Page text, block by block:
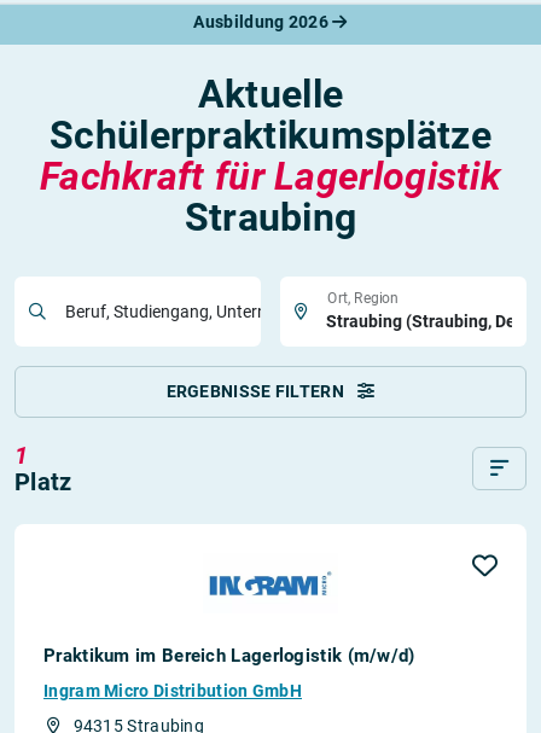
Ausbildung 2026
Aktuelle
Schülerpraktikumsplätze
Fachkraft für Lagerlogistik
Straubing
Beruf, Studiengang, Unternehmen
Ort, Region
ERGEBNISSE FILTERN
1
Platz
Praktikum im Bereich Lagerlogistik (m/w/d)
Ingram Micro Distribution GmbH
94315 Straubing